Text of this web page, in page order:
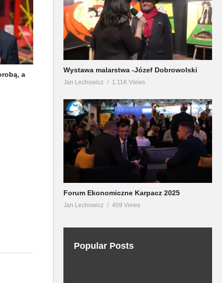
a
Wystawa malarstwa -Józef Dobrowolski
Jan Lechowicz 1.11K Views
Forum Ekonomiczne Karpacz 2025
Jan Lechowicz 409 Views
Popular Posts